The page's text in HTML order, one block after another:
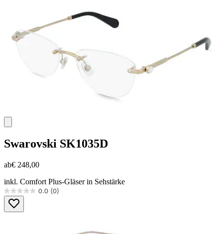
Swarovski SK1035D
ab€ 248,00
inkl. Comfort Plus-Gläser in Sehstärke
0.0 (0)
0.0
von
5